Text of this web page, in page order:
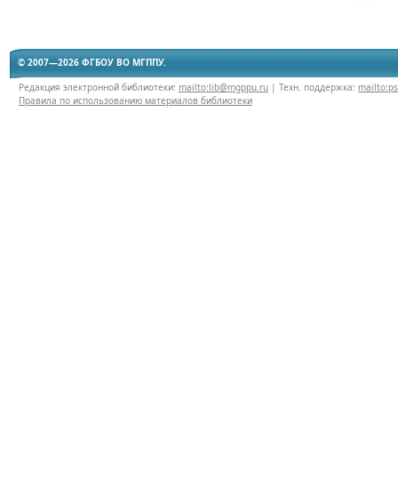
© 2007—2026 ФГБОУ ВО МГППУ.
Редакция электронной библиотеки: mailto:lib@mgppu.ru | Техн. поддержка:
Правила по использованию материалов библиотеки